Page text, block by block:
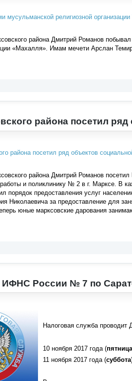
района Дмитрий Романов
«Махалля». Имам мечети Арслан
района посетил
района Дмитрий Романов
и поликлинику № 2 в г. Марксе. В
порядок предоставления услуг
Николаевича за предоставление для
юные марксовские дарования
России № 7 по
Налоговая служба проводит
10 ноября 2017 года (пятница
11 ноября 2017 года (суббота